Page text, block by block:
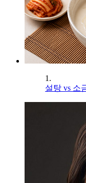
1.
설탕 vs 소